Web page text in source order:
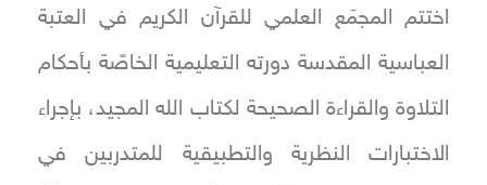
اختتم المجمَع العلمي للقرآن الكريم في العتبة
العباسية المقدسة دورته التعليمية الخاصّة بأحكام
التلاوة والقراءة الصحيحة لكتاب الله المجيد، بإجراء
الاختبارات النظرية والتطبيقية للمتدربين في